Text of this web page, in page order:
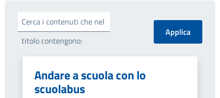
Cerca i contenuti che nel
titolo contengono:
Andare a scuola con lo
scuolabus